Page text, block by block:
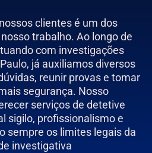
clientes é um dos
trabalho. Ao longo de
com investigações
já auxiliamos diversos
reunir provas e tomar
segurança. Nosso
serviços de detetive
sigilo, profissionalismo e
sempre os limites legais da
investigativa